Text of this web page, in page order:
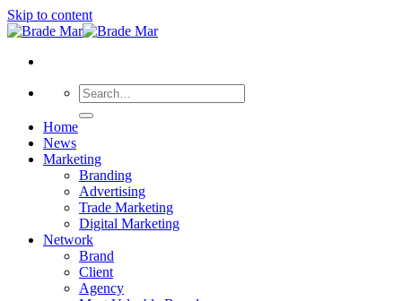
Skip to content
Home
News
Marketing
Branding
Advertising
Trade Marketing
Digital Marketing
Network
Brand
Client
Agency